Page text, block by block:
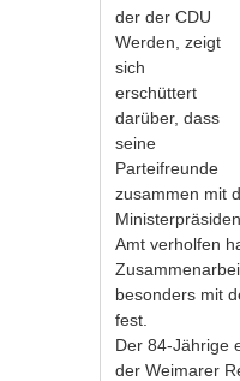
der der CDU
Werden, zeigt
sich
erschüttert
darüber, dass
seine
Parteifreunde
zusammen mit
Amt verholfen
besonders mit
fest.
Der 84-Jährige
der Weimarer